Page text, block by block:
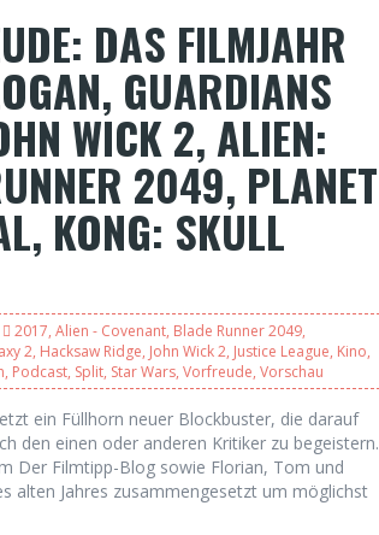
DAS FILMJAHR
GUARDIANS
WICK 2, ALIEN:
2049, PLANET
KONG: SKULL
2017, Alien - Covenant, Blade Runner 2049,
2, Hacksaw Ridge, John Wick 2, Justice League, Kino,
, Podcast, Split, Star Wars, Vorfreude, Vorschau
ein Füllhorn neuer Blockbuster, die darauf
den einen oder anderen Kritiker zu begeistern.
Der Filmtipp-Blog sowie Florian, Tom und
alten Jahres zusammengesetzt um möglichst